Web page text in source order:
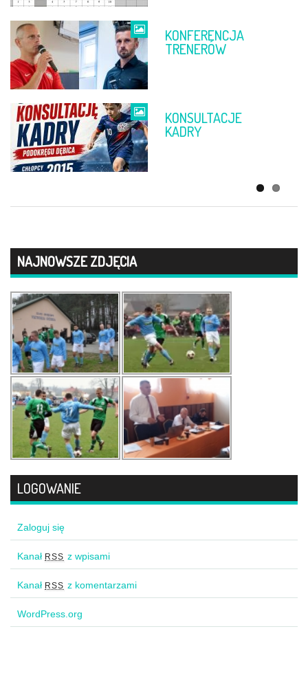
KONFERENCJA
TRENERÓW
KONSULTACJE
KADRY
FINAŁ PP
DĘBICA –
ŻYCZENIA
WIELKANOCNE
NAJNOWSZE ZDJĘCIA
LOGOWANIE
Zaloguj się
Kanał RSS z wpisami
Kanał RSS z komentarzami
WordPress.org